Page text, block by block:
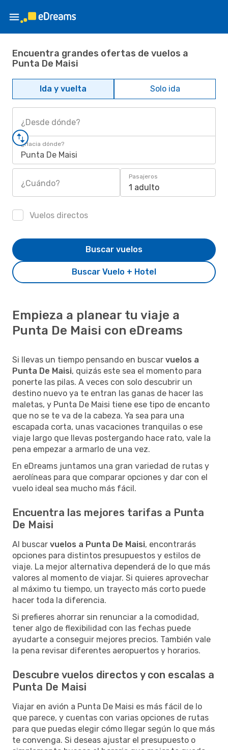
Encuentra grandes ofertas de vuelos a
Punta De Maisi
Ida y vuelta Solo ida
¿Desde dónde?
¿Hacia dónde?
Punta De Maisi
¿Cuándo?
Pasajeros
1 adulto
Vuelos directos
Buscar Vuelo + Hotel
Buscar vuelos
Empieza a planear tu viaje a
Punta De Maisi con eDreams
Si llevas un tiempo pensando en buscar vuelos a
Punta De Maisi, quizás este sea el momento para
ponerte las pilas. A veces con solo descubrir un
destino nuevo ya te entran las ganas de hacer las
maletas, y Punta De Maisi tiene ese tipo de encanto
que no se te va de la cabeza. Ya sea para una
escapada corta, unas vacaciones tranquilas o ese
viaje largo que llevas postergando hace rato, vale la
pena empezar a armarlo de una vez.
En eDreams juntamos una gran variedad de rutas y
aerolíneas para que comparar opciones y dar con el
vuelo ideal sea mucho más fácil.
Encuentra las mejores tarifas a Punta
De Maisi
Al buscar vuelos a Punta De Maisi, encontrarás
opciones para distintos presupuestos y estilos de
viaje. La mejor alternativa dependerá de lo que más
valores al momento de viajar. Si quieres aprovechar
al máximo tu tiempo, un trayecto más corto puede
hacer toda la diferencia.
Si prefieres ahorrar sin renunciar a la comodidad,
tener algo de flexibilidad con las fechas puede
ayudarte a conseguir mejores precios. También vale
la pena revisar diferentes aeropuertos y horarios.
Descubre vuelos directos y con escalas a
Punta De Maisi
Viajar en avión a Punta De Maisi es más fácil de lo
que parece, y cuentas con varias opciones de rutas
para que puedas elegir cómo llegar según lo que más
te convenga. Si deseas ajustar el presupuesto o